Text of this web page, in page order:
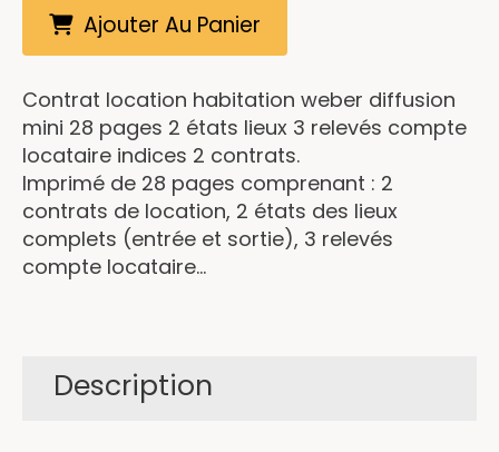
Ajouter Au Panier
Contrat location habitation weber diffusion
mini 28 pages 2 états lieux 3 relevés compte
locataire indices 2 contrats.
Imprimé de 28 pages comprenant : 2
contrats de location, 2 états des lieux
complets (entrée et sortie), 3 relevés
compte locataire...
Description